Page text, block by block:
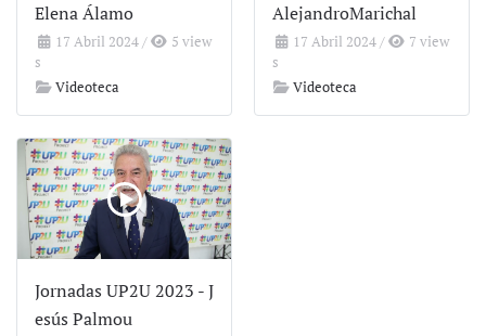
Elena Álamo
17 Abril 2024/
5 view
s
Videoteca
AlejandroMarichal
17 Abril 2024/
7 view
s
Videoteca
Jornadas UP2U 2023 - J
esús Palmou